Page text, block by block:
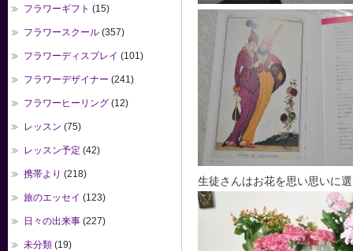
生徒さんはお花を思い思いに
フラワーギフト (15)
フラワースクール (357)
フラワーディスプレイ (101)
フラワーデザイナー (241)
フラワーヒーリング (12)
レッスン (75)
レッスン予定 (42)
携帯より (218)
旅のエッセイ (123)
日々の出来事 (227)
未分類 (19)